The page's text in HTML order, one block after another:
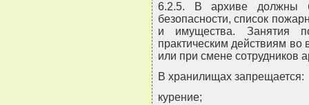
6.2.5. В архиве должны
безопасности, список
и имущества. Занятия
практическим действиям
или при смене сотрудников
В хранилищах запрещается:
курение;